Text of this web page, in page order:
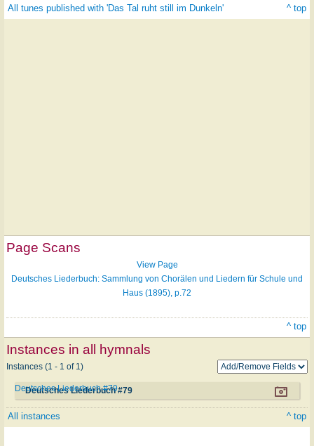
All tunes published with 'Das Tal ruht still im Dunkeln' ^ top
Page Scans
View Page
Deutsches Liederbuch: Sammlung von Chorälen und Liedern für Schule und
Haus (1895), p.72
^ top
Instances in all hymnals
Instances (1 - 1 of 1)
Deutsches Liederbuch #79
Deutsches Liederbuch #79
All instances ^ top